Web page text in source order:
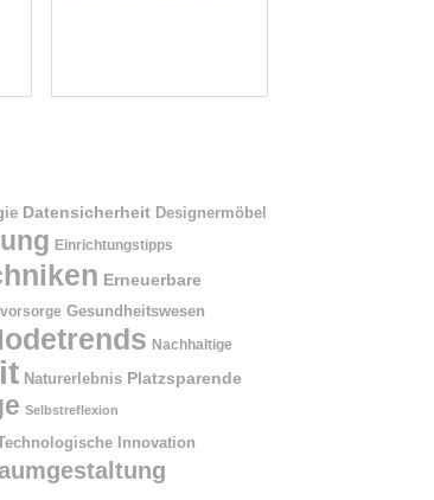
Datensicherheit Designermöbel
Einrichtungstipps
Erneuerbare
Gesundheitswesen
Nachhaltige
Naturerlebnis Platzsparende
Selbstreflexion
Innovation